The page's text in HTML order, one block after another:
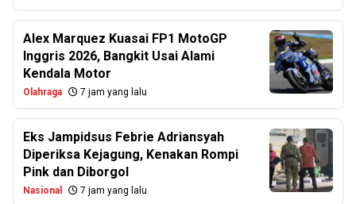
Alex Marquez Kuasai FP1 MotoGP
Inggris 2026, Bangkit Usai Alami
Kendala Motor
Olahraga 7 jam yang lalu
Eks Jampidsus Febrie Adriansyah
Diperiksa Kejagung, Kenakan Rompi
Pink dan Diborgol
Nasional 7 jam yang lalu